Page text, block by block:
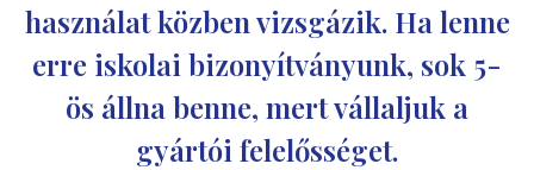
használat közben vizsgázik. Ha lenne
erre iskolai bizonyítványunk, sok 5-
ös állna benne, mert vállaljuk a
gyártói felelősséget.